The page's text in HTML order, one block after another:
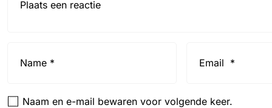
Naam en e-mail bewaren voor volgende keer.